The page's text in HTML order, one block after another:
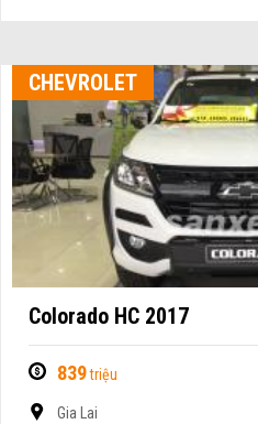
CHEVROLET
Colorado HC 2017
839triệu
Gia Lai